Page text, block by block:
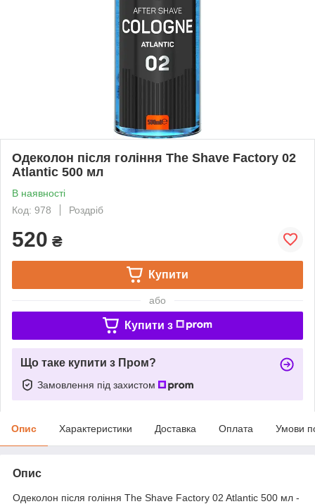
Одеколон після гоління The Shave Factory 02
Atlantic 500 мл
В наявності
Код: 978
Роздріб
520 ₴
Купити
або
Купити з
Що таке купити з Пром?
Замовлення під захистом
Опис Характеристики Доставка Оплата Умови
Опис
Одеколон після гоління The Shave Factory 02 Atlantic 500 мл -